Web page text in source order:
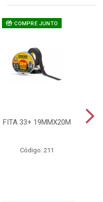
COMPRE JUNTO
FITA 33+ 19MMX20M
Código: 211